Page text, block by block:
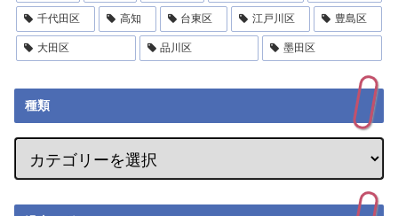
千代田区 高知 台東区 江戸川区 豊島区
大田区 品川区 墨田区
種類